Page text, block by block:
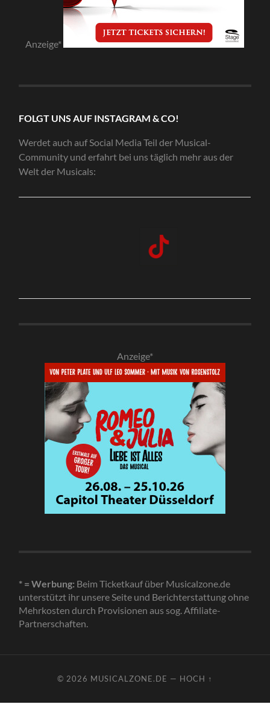
Anzeige*
FOLGT UNS AUF INSTAGRAM & CO!
Werdet auch auf Social Media Teil der Musical-
Community und erfahrt bei uns täglich mehr aus der
Welt der Musicals:
Anzeige*
* = Werbung: Beim Ticketkauf über Musicalzone.de
unterstützt ihr unsere Seite und Berichterstattung ohne
Mehrkosten durch Provisionen aus sog. Affiliate-
Partnerschaften.
© 2026 MUSICALZONE.DE — HOCH ↑